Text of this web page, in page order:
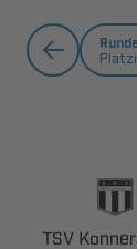
